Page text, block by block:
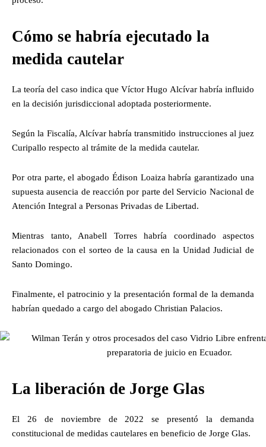
Cómo se habría ejecutado la
medida cautelar
La teoría del caso indica que Víctor Hugo Alcívar habría influido
en la decisión jurisdiccional adoptada posteriormente.
Según la Fiscalía, Alcívar habría transmitido instrucciones al juez
Curipallo respecto al trámite de la medida cautelar.
Por otra parte, el abogado Édison Loaiza habría garantizado una
supuesta ausencia de reacción por parte del Servicio Nacional de
Atención Integral a Personas Privadas de Libertad.
Mientras tanto, Anabell Torres habría coordinado aspectos
relacionados con el sorteo de la causa en la Unidad Judicial de
Santo Domingo.
Finalmente, el patrocinio y la presentación formal de la demanda
habrían quedado a cargo del abogado Christian Palacios.
La liberación de Jorge Glas
El 26 de noviembre de 2022 se presentó la demanda
constitucional de medidas cautelares en beneficio de Jorge Glas.